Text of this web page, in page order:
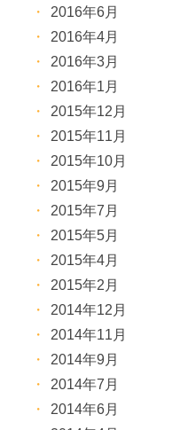
2016年6月
2016年4月
2016年3月
2016年1月
2015年12月
2015年11月
2015年10月
2015年9月
2015年7月
2015年5月
2015年4月
2015年2月
2014年12月
2014年11月
2014年9月
2014年7月
2014年6月